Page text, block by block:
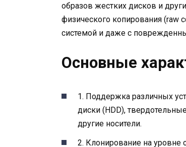
образов жестких дисков и
физического копирования (raw
системой и даже с
Основные
1. Поддержка различных
диски (HDD),
другие носители.
2. Клонирование на уровне